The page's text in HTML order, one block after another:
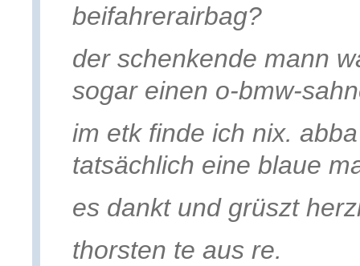
beifahrerairbag?
der schenkende mann
sogar einen o-bmw-
im etk finde ich nix.
tatsächlich eine blaue
es dankt und grüszt
thorsten te aus re.